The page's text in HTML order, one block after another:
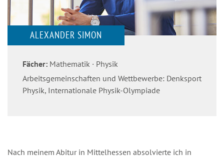
ALEXANDER SIMON
Fächer: Mathematik
Physik
Arbeitsgemeinschaften und Wettbewerbe: Denksport
Physik, Internationale Physik-Olympiade
Nach meinem Abitur in Mittelhessen absolvierte ich in